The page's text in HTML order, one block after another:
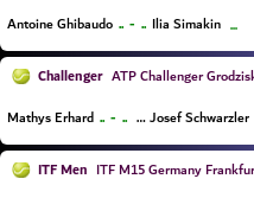
Antoine Ghibaudo .. - .. Ilia Simakin ...
Challenger ATP Challenger Grodzisk
Mathys Erhard .. - .. Joel Josef Schwarzler
ITF Men ITF M15 Germany